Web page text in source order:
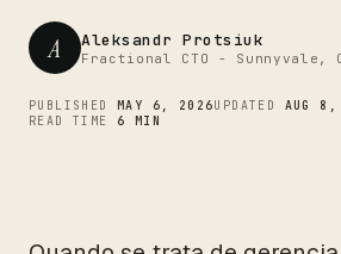
A Aleksandr Protsiuk
Fractional CTO - Sunnyvale,
PUBLISHED MAY 6, 2026UPDATED AUG
READ TIME 6 MIN